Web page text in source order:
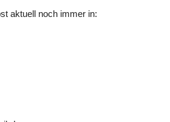
aktuell noch immer in: